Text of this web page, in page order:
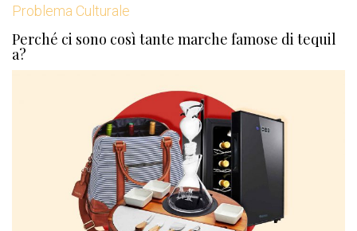
Problema Culturale
Perché ci sono così tante marche famose di tequil
a?